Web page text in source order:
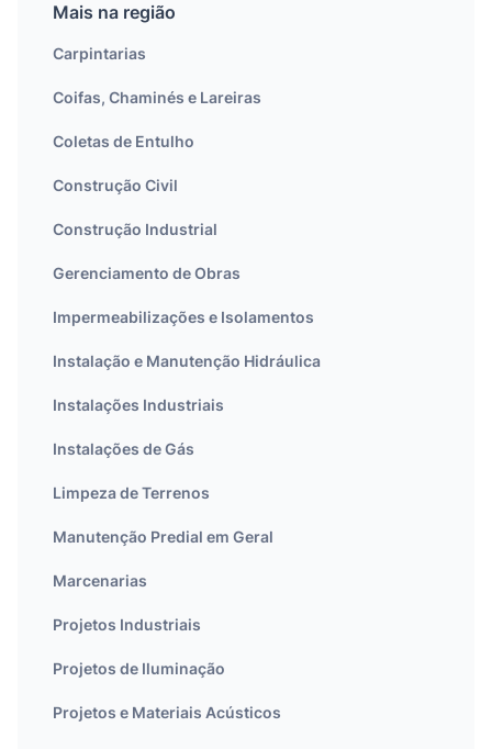
Mais na região
Carpintarias
Coifas, Chaminés e Lareiras
Coletas de Entulho
Construção Civil
Construção Industrial
Gerenciamento de Obras
Impermeabilizações e Isolamentos
Instalação e Manutenção Hidráulica
Instalações Industriais
Instalações de Gás
Limpeza de Terrenos
Manutenção Predial em Geral
Marcenarias
Projetos Industriais
Projetos de Iluminação
Projetos e Materiais Acústicos